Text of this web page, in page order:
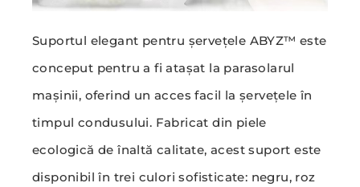
Suportul elegant pentru șervețele ABYZ™ este
conceput pentru a fi atașat la parasolarul
mașinii, oferind un acces facil la șervețele în
timpul condusului. Fabricat din piele
ecologică de înaltă calitate, acest suport este
disponibil în trei culori sofisticate: negru, roz